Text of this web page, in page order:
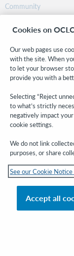
Community
Research
WebJunction
Stay in the know.
Get the latest
right to your inbox.
Subscribe now
© 2026 OCLC
its affiliates
Cookies on
Our web pages use
with the site. When
to let your browser
provide you with a
Selecting “Reject
to what’s strictly
negatively impact
cookie settings.
We do not link
purposes, or share
See our Cookie
Accept all